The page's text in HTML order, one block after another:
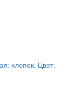
хлопок. Цвет: